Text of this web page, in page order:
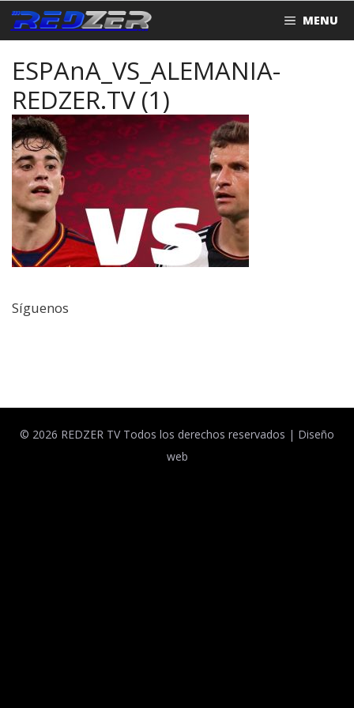
Saltar
al
MENU
ESPAnA_VS_ALEMANIA-
REDZER.TV (1)
Síguenos
© 2026 REDZER TV Todos los derechos reservados | Diseño
web